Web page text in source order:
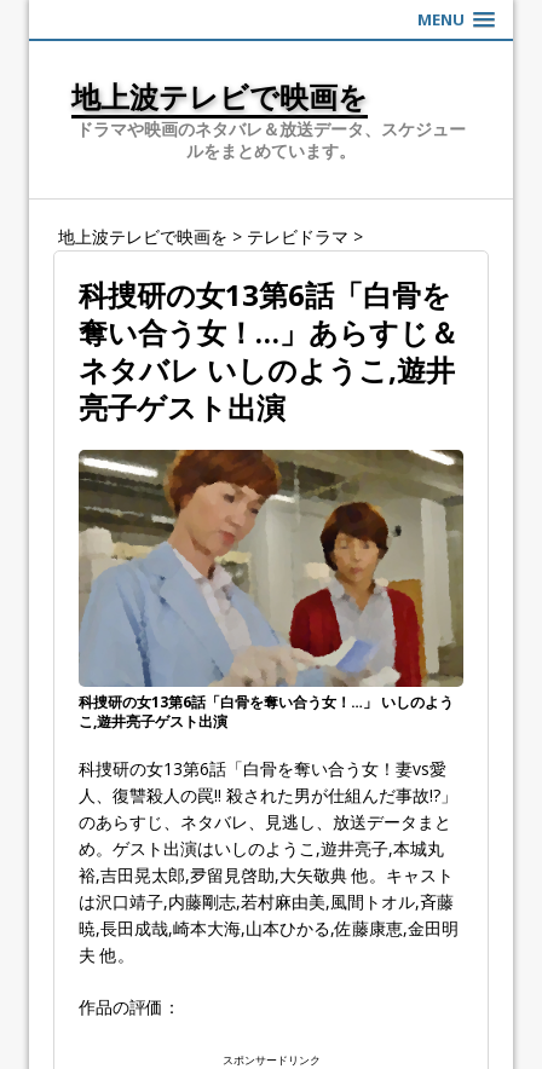
MENU
地上波テレビで映画を
ドラマや映画のネタバレ＆放送データ、スケジュー
ルをまとめています。
地上波テレビで映画を > テレビドラマ >
科捜研の女13第6話「白骨を
奪い合う女！…」あらすじ＆
ネタバレ いしのようこ,遊井
亮子ゲスト出演
科捜研の女13第6話「白骨を奪い合う女！…」 いしのよう
こ,遊井亮子ゲスト出演
科捜研の女13第6話「白骨を奪い合う女！妻vs愛
人、復讐殺人の罠!! 殺された男が仕組んだ事故!?」
のあらすじ、ネタバレ、見逃し、放送データまと
め。ゲスト出演はいしのようこ,遊井亮子,本城丸
裕,吉田晃太郎,夛留見啓助,大矢敬典 他。キャスト
は沢口靖子,内藤剛志,若村麻由美,風間トオル,斉藤
暁,長田成哉,崎本大海,山本ひかる,佐藤康恵,金田明
夫 他。
作品の評価：
スポンサードリンク